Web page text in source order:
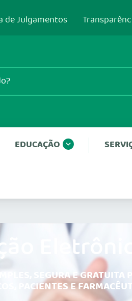
de Julgamentos
EDUCAÇÃO
SEGURA E GRATUITA
PACIENTES E